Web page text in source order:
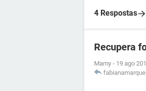
4 Respostas
Recupera
Mamy - 19 ago